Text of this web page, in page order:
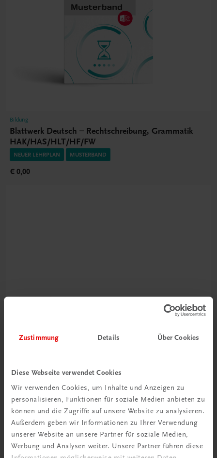
Zustimmung Details Über Cookies
Diese Webseite verwendet Cookies
Wir verwenden Cookies, um Inhalte und Anzeigen zu
personalisieren, Funktionen für soziale Medien anbieten zu
können und die Zugriffe auf unsere Website zu analysieren.
Außerdem geben wir Informationen zu Ihrer Verwendung
unserer Website an unsere Partner für soziale Medien,
Werbung und Analysen weiter. Unsere Partner führen diese
Bildung
Blattwerk Deutsch – Rechtschreibung, Grammatik
HAK/HAS/HLT/HF/FW
NEUER LEHRPLAN MUSTERBAND
€ 0,00
Durchblick behalten
Musterbände bestellen
Poster